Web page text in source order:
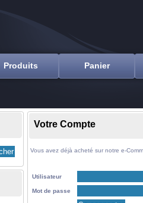
Produits Panier
Votre Compte
Vous avez déjà acheté sur notre e-
Utilisateur
Mot de passe